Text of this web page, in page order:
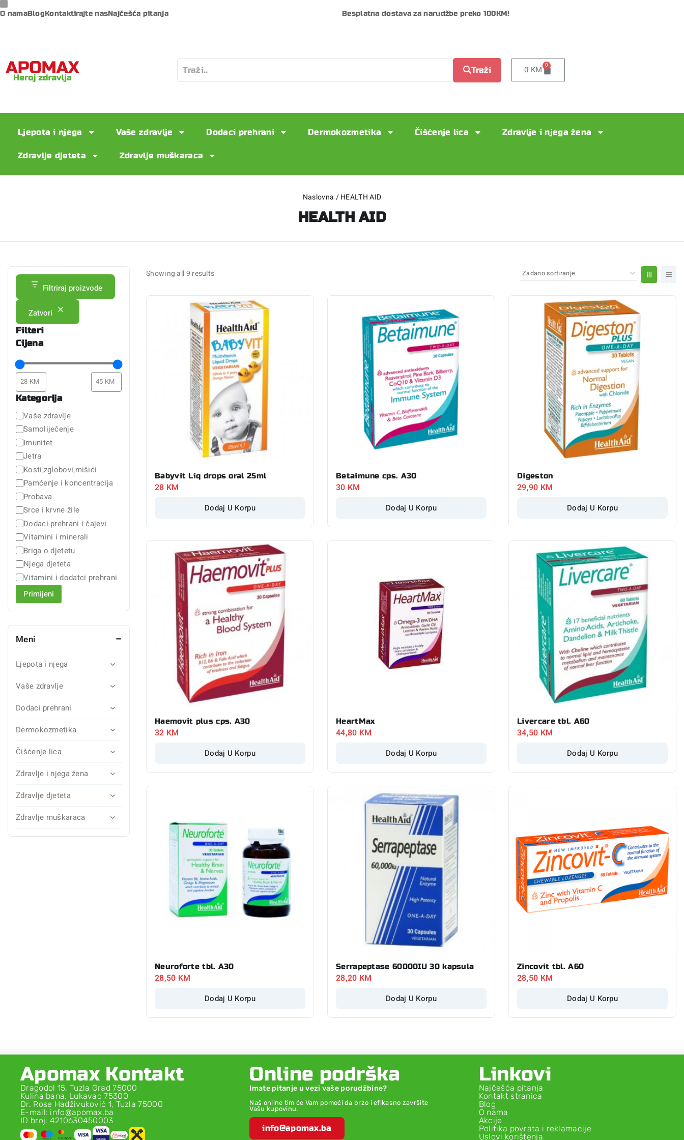
O namaBlogKontaktirajte nasNajčešća pitanja Besplatna dostava za narudžbe preko 100KM!
Traži 0 KM 0
Ljepota i njega Vaše zdravlje Dodaci prehrani Dermokozmetika Čišćenje lica Zdravlje i njega žena
Zdravlje djeteta Zdravlje muškaraca
Naslovna /HEALTH AID
HEALTH AID
Showing all9 results
Babyvit Liq drops oral 25ml
28 KM
Dodaj U Korpu
Betaimune cps. A30
30 KM
Dodaj U Korpu
Digeston
29,90 KM
Dodaj U Korpu
Haemovit plus cps. A30
32 KM
Dodaj U Korpu
HeartMax
44,80 KM
Dodaj U Korpu
Livercare tbl. A60
34,50 KM
Dodaj U Korpu
Neuroforte tbl. A30
28,50 KM
Dodaj U Korpu
Serrapeptase 60000IU 30 kapsula
28,20 KM
Dodaj U Korpu
Zincovit tbl. A60
28,50 KM
Dodaj U Korpu
Filtriraj proizvode
Zatvori
Filteri
Cijena
Kategorija
Vaše zdravlje
Samoliječenje
Imunitet
Jetra
Kosti,zglobovi,mišići
Pamćenje i koncentracija
Probava
Srce i krvne žile
Dodaci prehrani i čajevi
Vitamini i minerali
Briga o djetetu
Njega djeteta
Vitamini i dodatci prehrani
Primijeni
Meni
Ljepota i njega
Vaše zdravlje
Dodaci prehrani
Dermokozmetika
Čišćenje lica
Zdravlje i njega žena
Zdravlje djeteta
Zdravlje muškaraca
Apomax Kontakt
Dragodol 15, Tuzla Grad 75000
Kulina bana, Lukavac 75300
Dr. Rose Hadživuković 1, Tuzla 75000
E-mail: info@apomax.ba
ID broj: 4210630450003
Online podrška
Imate pitanje u vezi vaše porudžbine?
Naš online tim će Vam pomoći da brzo i efikasno završite
Vašu kupovinu.
info@apomax.ba
Linkovi
Najčešća pitanja
Kontakt stranica
Blog
O nama
Akcije
Politika povrata i reklamacije
Uslovi korištenja